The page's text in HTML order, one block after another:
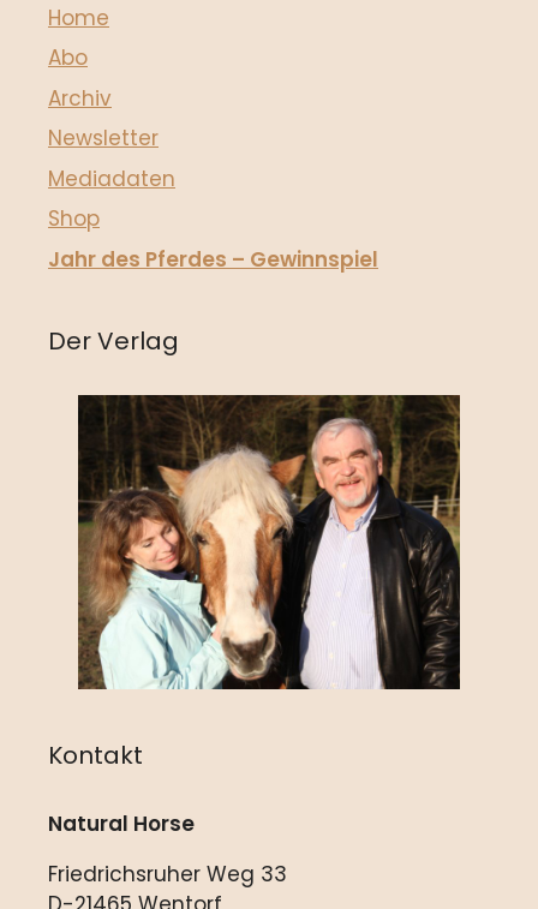
Home
Abo
Archiv
Newsletter
Mediadaten
Shop
Jahr des Pferdes – Gewinnspiel
Der Verlag
Kontakt
Natural Horse
Friedrichsruher Weg 33